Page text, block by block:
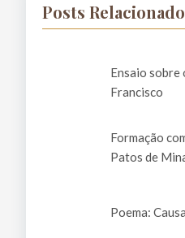
Posts
Ensaio sobre
Francisco
Formação
Patos de
Poema: